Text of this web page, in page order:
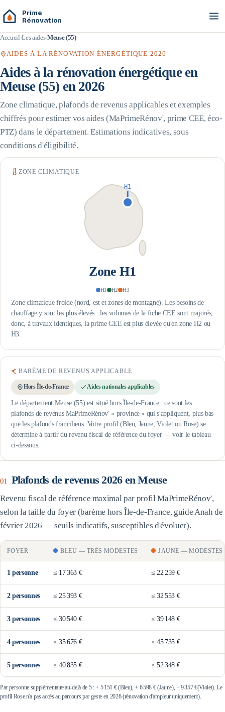
Prime
Rénovation
Accueil Les aides Meuse (55)
AIDES À LA RÉNOVATION ÉNERGÉTIQUE 2026
Aides à la rénovation énergétique en
Meuse(55) en 2026
Zone climatique, plafonds de revenus applicables et exemples
chiffrés pour estimer vos aides (MaPrimeRénov', prime CEE, éco-
PTZ) dans le département. Estimations indicatives, sous
conditions d'éligibilité.
ZONE CLIMATIQUE
H1
ZoneH1
H1 H2 H3
Zone climatique froide (nord, est et zones de montagne). Les besoins de
chauffage y sont les plus élevés : les volumes de la fiche CEE sont majorés,
donc, à travaux identiques, la prime CEE est plus élevée qu'en zone H2 ou
H3.
BARÈME DE REVENUS APPLICABLE
Hors Île-de-France Aides nationales applicables
Le département Meuse (55) est situé hors Île-de-France : ce sont les
plafonds de revenus MaPrimeRénov' « province » qui s'appliquent, plus bas
que les plafonds franciliens. Votre profil (Bleu, Jaune, Violet ou Rose) se
détermine à partir du revenu fiscal de référence du foyer — voir le tableau
ci-dessous.
01 Plafonds de revenus 2026 en Meuse
Revenu fiscal de référence maximal par profil MaPrimeRénov',
selon la taille du foyer (barème hors Île-de-France, guide Anah de
février 2026 — seuils indicatifs, susceptibles d'évoluer).
FOYER BLEU — TRÈS MODESTES JAUNE —MODESTES
1 personne ≤ 17 363 € ≤ 22 259 €
2personnes ≤ 25 393 € ≤32 553 €
3personnes ≤30 540 € ≤39 148 €
4personnes ≤35 676 € ≤45 735 €
5personnes ≤40 835 € ≤52 348 €
Par personne supplémentaire au-delà de 5 : + 5 151 €(Bleu), + 6 598 €(Jaune), + 9 357 €(Violet). Le
profil Rose n'a pas accès au parcours par geste en 2026 (rénovation d'ampleur uniquement).